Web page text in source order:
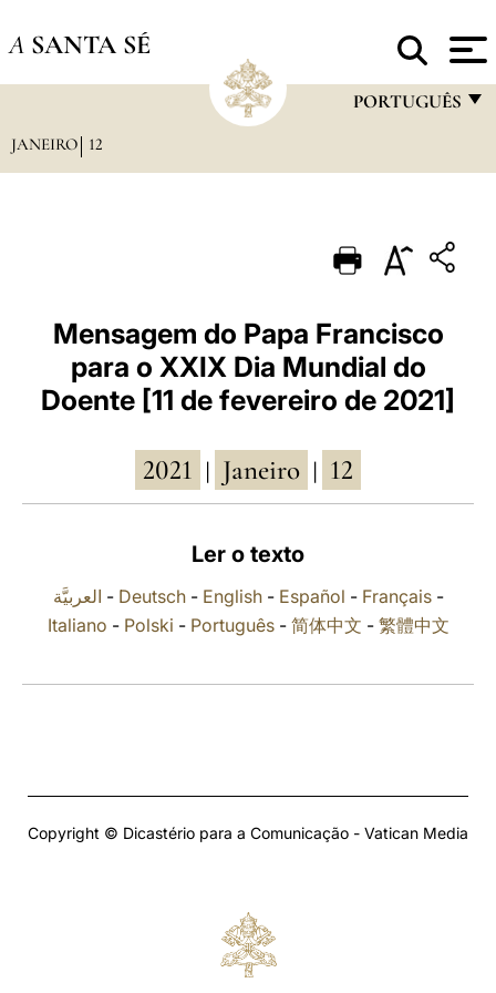
A SANTA SÉ
PORTUGUÊS
PORTUGUÊS
ESPAÑOL
DEUTSCH
POLSKI
العربيّة
中文
JANEIRO 12
Mensagem do Papa Francisco
para o XXIX Dia Mundial do
Doente [11 de fevereiro de 2021]
2021 Janeiro 12
Ler o texto
العربيَّة - Deutsch- English- Español - Français-
Italiano - Polski - Português- 简体中文 - 繁體中文
Copyright © Dicastério para a Comunicação - Vatican Media